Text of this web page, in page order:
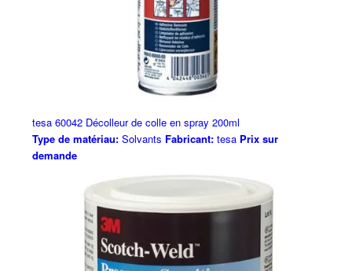
tesa 60042 Décolleur de colle en spray 200ml
Type de matériau:Solvants Fabricant:tesa Prix sur
demande